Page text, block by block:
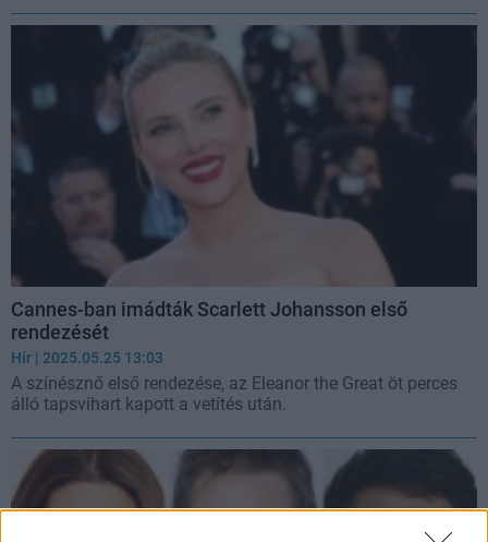
Cannes-ban imádták Scarlett Johansson első
rendezését
Hír | 2025.05.25 13:03
A színésznő első rendezése, az Eleanor the Great öt perces
álló tapsvihart kapott a vetítés után.